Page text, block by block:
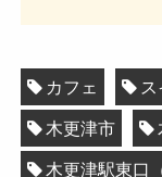
カフェ
木更津市
木更津駅東口